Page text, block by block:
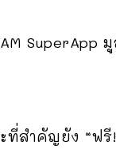
SuperApp
ที่สำคัญยัง “ฟรี